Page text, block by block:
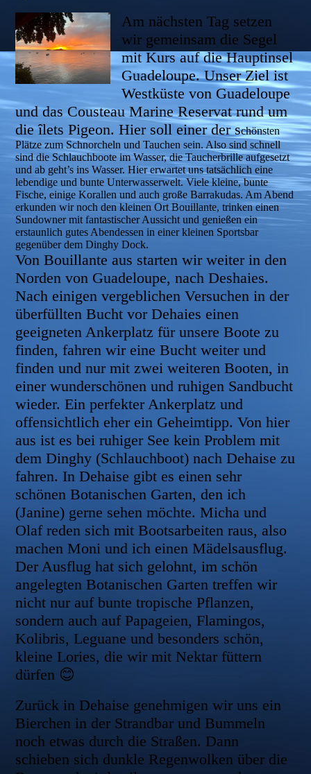
Am nächsten Tag setzen
wir gemeinsam die Segel
mit Kurs auf die Hauptinsel
Guadeloupe. Unser Ziel ist
Westküste von Guadeloupe
und das Cousteau Marine Reservat rund um
die îlets Pigeon. Hier soll einer der schönsten
Plätze zum Schnorcheln und Tauchen sein. Also sind schnell
sind die Schlauchboote im Wasser, die Taucherbrille aufgesetzt
und ab geht’s ins Wasser. Hier erwartet uns tatsächlich eine
lebendige und bunte Unterwasserwelt. Viele kleine, bunte
Fische, einige Korallen und auch große Barrakudas. Am Abend
erkunden wir noch den kleinen Ort Bouillante, trinken einen
Sundowner mit fantastischer Aussicht und genießen ein
erstaunlich gutes Abendessen in einer kleinen Sportsbar
gegenüber dem Dinghy Dock.
Von Bouillante aus starten wir weiter in den
Norden von Guadeloupe, nach Deshaies.
Nach einigen vergeblichen Versuchen in der
überfüllten Bucht vor Dehaies einen
geeigneten Ankerplatz für unsere Boote zu
finden, fahren wir eine Bucht weiter und
finden und nur mit zwei weiteren Booten, in
einer wunderschönen und ruhigen Sandbucht
wieder. Ein perfekter Ankerplatz und
offensichtlich eher ein Geheimtipp. Von hier
aus ist es bei ruhiger See kein Problem mit
dem Dinghy (Schlauchboot) nach Dehaise zu
fahren. In Dehaise gibt es einen sehr
schönen Botanischen Garten, den ich
(Janine) gerne sehen möchte. Micha und
Olaf reden sich mit Bootsarbeiten raus, also
machen Moni und ich einen Mädelsausflug.
Der Ausflug hat sich gelohnt, im schön
angelegten Botanischen Garten treffen wir
nicht nur auf bunte tropische Pflanzen,
sondern auch auf Papageien, Flamingos,
Kolibris, Leguane und besonders schön,
kleine Lories, die wir mit Nektar füttern
dürfen 😊
Zurück in Dehaise genehmigen wir uns ein
Bierchen in der Strandbar und Bummeln
noch etwas durch die Straßen. Dann
schieben sich dunkle Regenwolken über die